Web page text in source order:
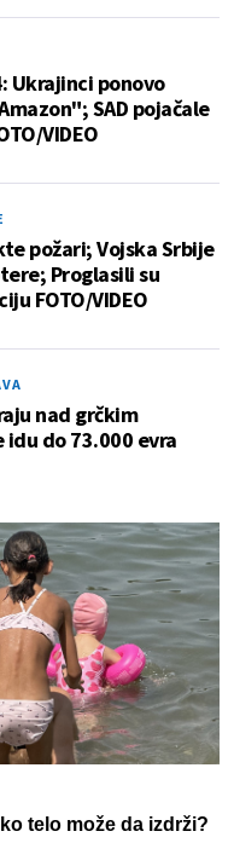
Ukrajinci ponovo
SAD pojačale
VIDEO
požari; Vojska Srbije
Proglasili su
FOTO/VIDEO
nad grčkim
idu do 73.000 evra
telo može da izdrži?